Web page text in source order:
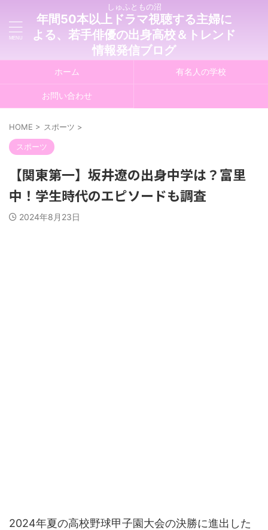
しゅふともの沼
年間50本以上ドラマ視聴する主婦に
よる、若手俳優の出身高校＆トレンド
情報発信ブログ
ホーム 有名人の学校
お問い合わせ
HOME > スポーツ >
スポーツ
【関東第一】坂井遼の出身中学は？富里
中！学生時代のエピソードも調査
2024年8月23日
2024年夏の高校野球甲子園大会の決勝に進出した